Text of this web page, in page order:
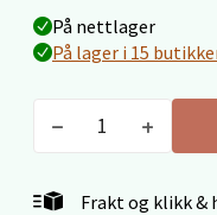
På nettlager
På lager i 15
Frakt og klikk &
Åpent i dag 09-19
17 i butikk